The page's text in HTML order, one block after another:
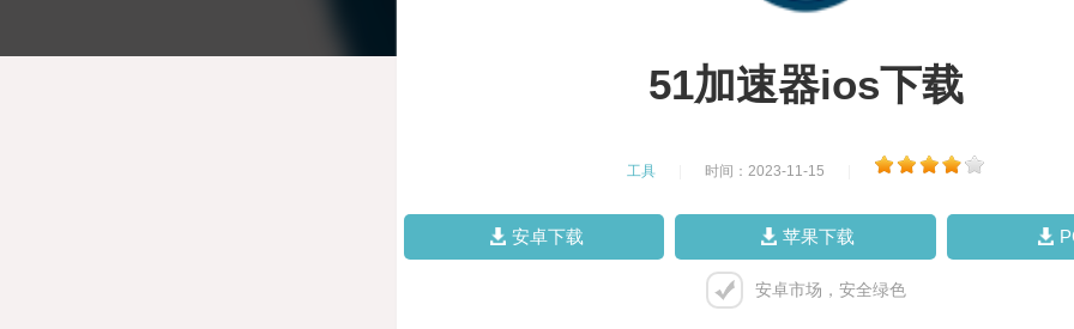
51加速器ios下载
工具 时间：2023-11-15
安卓下载 苹果下载
安卓市场，安全绿色